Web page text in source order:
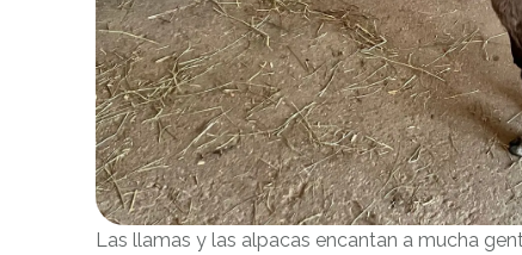
Las llamas y las alpacas encantan a mucha